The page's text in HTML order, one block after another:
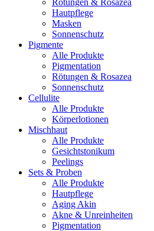
Rötungen & Rosazea
Hautpflege
Masken
Sonnenschutz
Pigmente
Alle Produkte
Pigmentation
Rötungen & Rosazea
Sonnenschutz
Cellulite
Alle Produkte
Körperlotionen
Mischhaut
Alle Produkte
Gesichtstonikum
Peelings
Sets & Proben
Alle Produkte
Hautpflege
Aging Akin
Akne & Unreinheiten
Pigmentation